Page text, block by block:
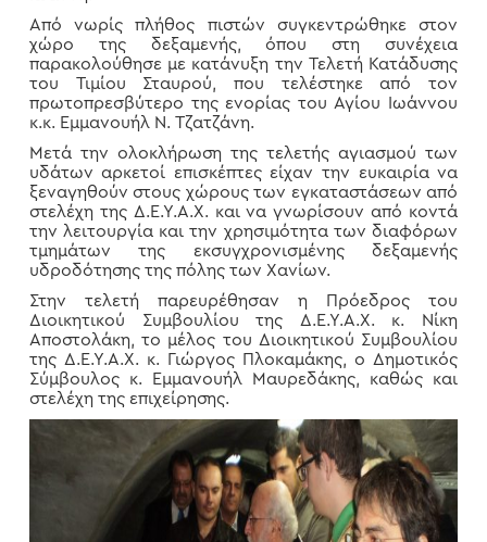
Από νωρίς πλήθος πιστών συγκεντρώθηκε στον
χώρο της δεξαμενής, όπου στη συνέχεια
παρακολούθησε με κατάνυξη την Τελετή Κατάδυσης
του Τιμίου Σταυρού, που τελέστηκε από τον
πρωτοπρεσβύτερο της ενορίας του Αγίου Ιωάννου
κ.κ. Εμμανουήλ Ν. Τζατζάνη.
Μετά την ολοκλήρωση της τελετής αγιασμού των
υδάτων αρκετοί επισκέπτες είχαν την ευκαιρία να
ξεναγηθούν στους χώρους των εγκαταστάσεων από
στελέχη της Δ.Ε.Υ.Α.Χ. και να γνωρίσουν από κοντά
την λειτουργία και την χρησιμότητα των διαφόρων
τμημάτων της εκσυγχρονισμένης δεξαμενής
υδροδότησης της πόλης των Χανίων.
Στην τελετή παρευρέθησαν η Πρόεδρος του
Διοικητικού Συμβουλίου της Δ.Ε.Υ.Α.Χ. κ. Νίκη
Αποστολάκη, το μέλος του Διοικητικού Συμβουλίου
της Δ.Ε.Υ.Α.Χ. κ. Γιώργος Πλοκαμάκης, ο Δημοτικός
Σύμβουλος κ. Εμμανουήλ Μαυρεδάκης, καθώς και
στελέχη της επιχείρησης.